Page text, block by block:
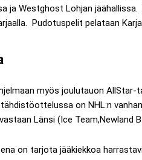
ja Westghost Lohjan jäähallissa.
Pudotuspelit pelataan
myös joulutauon
on NHL:n
Länsi (Ice Team,Newland
on tarjota jääkiekkoa